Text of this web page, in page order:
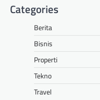
Categories
Berita
Bisnis
Properti
Tekno
Travel